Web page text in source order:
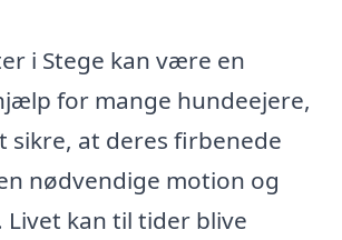
i Stege kan være en
for mange hundeejere,
sikre, at deres firbenede
nødvendige motion og
Livet kan til tider blive